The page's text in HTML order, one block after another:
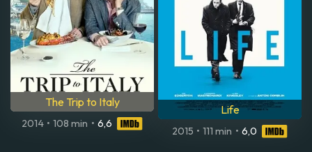
The Trip to Italy
2014 • 108 min • 6,6
Life
2015 • 111 min • 6,0